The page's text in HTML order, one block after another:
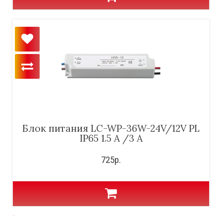
Блок питания LC-WP-36W-24V/12V PL
IP65 1.5 A /3 A
725р.